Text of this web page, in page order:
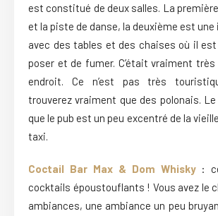
est constitué de deux salles. La
et la piste de danse, la deuxième est
avec des tables et des chaises où il
poser et de fumer. C’était vraiment
endroit. Ce n’est pas très
trouverez vraiment que des polonais.
que le pub est un peu excentré de la
taxi.
Coctail Bar Max & Dom Whisky:
cocktails époustouflants ! Vous avez le
ambiances, une ambiance un peu